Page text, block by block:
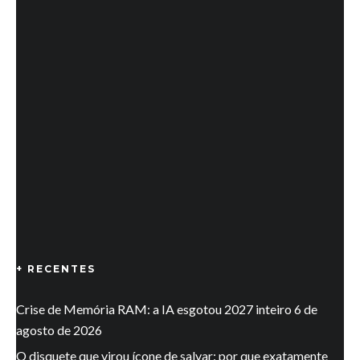
+ RECENTES
Crise de Memória RAM: a IA esgotou 2027 inteiro 6 de
agosto de 2026
O disquete que virou ícone de salvar: por que exatamente